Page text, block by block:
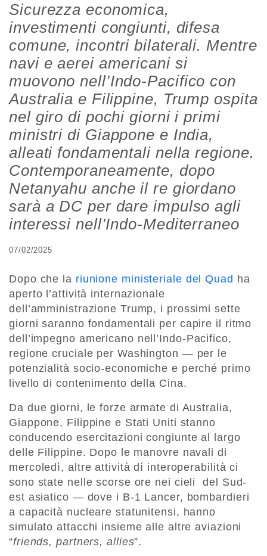
Sicurezza economica,
investimenti congiunti, difesa
comune, incontri bilaterali. Mentre
navi e aerei americani si
muovono nell’Indo-Pacifico con
Australia e Filippine, Trump ospita
nel giro di pochi giorni i primi
ministri di Giappone e India,
alleati fondamentali nella regione.
Contemporaneamente, dopo
Netanyahu anche il re giordano
sarà a DC per dare impulso agli
interessi nell’Indo-Mediterraneo
07/02/2025
Dopo che la riunione ministeriale del Quad ha
aperto l’attività internazionale
dell’amministrazione Trump, i prossimi sette
giorni saranno fondamentali per capire il ritmo
dell’impegno americano nell’Indo-Pacifico,
regione cruciale per Washington — per le
potenzialità socio-economiche e perché primo
livello di contenimento della Cina.
Da due giorni, le forze armate di Australia,
Giappone, Filippine e Stati Uniti stanno
conducendo esercitazioni congiunte al largo
delle Filippine. Dopo le manovre navali di
mercoledì, altre attività dí interoperabilità ci
sono state nelle scorse ore nei cieli
del Sud-
est asiatico — dove i B-1 Lancer, bombardieri
a capacità nucleare statunitensi, hanno
simulato attacchi insieme alle altre aviazioni
“friends, partners, allies”.